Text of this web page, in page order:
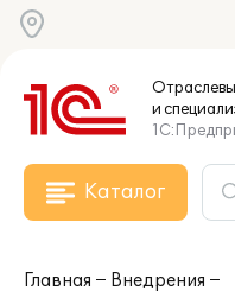
и
Каталог
Главная
Внедрения